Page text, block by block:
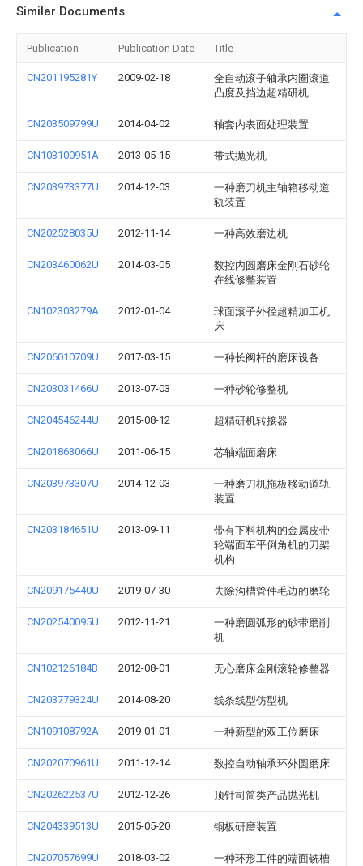
Similar Documents
Publication Publication Date Title
CN201195281Y 2009-02-18
全自动滚子轴承内圈滚道
凸度及挡边超精研机
CN203509799U 2014-04-02 轴套内表面处理装置
CN103100951A 2013-05-15 带式抛光机
CN203973377U 2014-12-03
一种磨刀机主轴箱移动道
轨装置
CN202528035U 2012-11-14 一种高效磨边机
CN203460062U 2014-03-05
数控内圆磨床金刚石砂轮
在线修整装置
CN102303279A 2012-01-04
球面滚子外径超精加工机
床
CN206010709U 2017-03-15 一种长阀杆的磨床设备
CN203031466U 2013-07-03 一种砂轮修整机
CN204546244U 2015-08-12 超精研机转接器
CN201863066U 2011-06-15 芯轴端面磨床
CN203973307U 2014-12-03
一种磨刀机拖板移动道轨
装置
CN203184651U 2013-09-11
带有下料机构的金属皮带
轮端面车平倒角机的刀架
机构
CN209175440U 2019-07-30 去除沟槽管件毛边的磨轮
CN202540095U 2012-11-21
一种磨圆弧形的砂带磨削
机
CN102126184B 2012-08-01 无心磨床金刚滚轮修整器
CN203779324U 2014-08-20 线条线型仿型机
CN109108792A 2019-01-01 一种新型的双工位磨床
CN202070961U 2011-12-14 数控自动轴承环外圆磨床
CN202622537U 2012-12-26 顶针司筒类产品抛光机
CN204339513U 2015-05-20 铜板研磨装置
CN207057699U 2018-03-02
一种环形工件的端面铣槽